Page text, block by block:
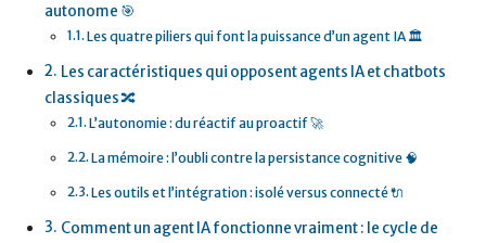
autonome 🎯
Les quatre piliers qui font la puissance d’un agent IA 🏛️
Les caractéristiques qui opposent agents IA et chatbots
classiques 🔀
L’autonomie : du réactif au proactif 🚀
La mémoire : l’oubli contre la persistance cognitive 🧠
Les outils et l’intégration : isolé versus connecté 🔌
Comment un agent IA fonctionne vraiment : le cycle de